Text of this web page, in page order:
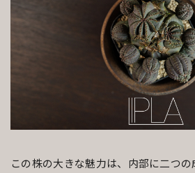
この株の大きな魅力は、内部に二つ